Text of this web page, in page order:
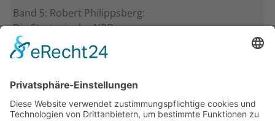
Band 5: Robert Philippsberg:
Die Strategie der NPD
Band 4: Uwe Wagschal (Hg.):
Band 3: Katharina Ober